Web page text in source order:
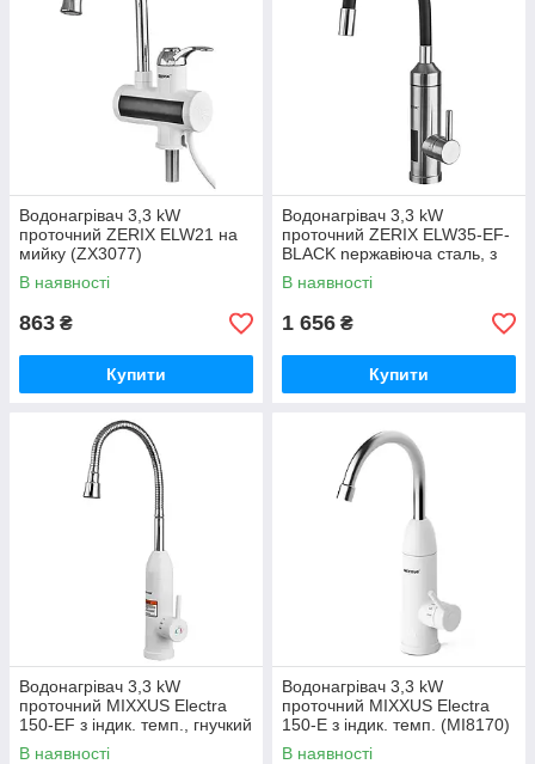
Водонагрівач 3,3 kW
проточний ZERIX ELW21 на
мийку (ZX3077)
В наявності
863 ₴
Купити
Водонагрівач 3,3 kW
проточний ZERIX ELW35-EF-
BLACK neржавіюча сталь, з
індик. темп., силіконовий
вилив (колір чорний), на
В наявності
1 656 ₴
Купити
Водонагрівач 3,3 kW
проточний MIXXUS Electra
150-EF з індик. темп., гнучкий
вилив (MI8171)
В наявності
Водонагрівач 3,3 kW
проточний MIXXUS Electra
150-E з індик. темп. (MI8170)
В наявності